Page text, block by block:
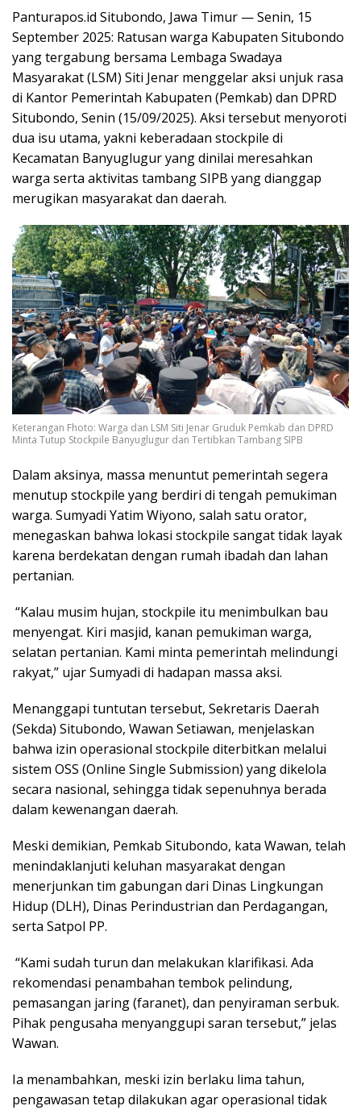
Panturapos.id Situbondo, Jawa Timur — Senin, 15
September 2025: Ratusan warga Kabupaten Situbondo
yang tergabung bersama Lembaga Swadaya
Masyarakat (LSM) Siti Jenar menggelar aksi unjuk rasa
di Kantor Pemerintah Kabupaten (Pemkab) dan DPRD
Situbondo, Senin (15/09/2025). Aksi tersebut menyoroti
dua isu utama, yakni keberadaan stockpile di
Kecamatan Banyuglugur yang dinilai meresahkan
warga serta aktivitas tambang SIPB yang dianggap
merugikan masyarakat dan daerah.
Keterangan Fhoto: Warga dan LSM Siti Jenar Gruduk Pemkab dan DPRD
Minta Tutup Stockpile Banyuglugur dan Tertibkan Tambang SIPB
Dalam aksinya, massa menuntut pemerintah segera
menutup stockpile yang berdiri di tengah pemukiman
warga. Sumyadi Yatim Wiyono, salah satu orator,
menegaskan bahwa lokasi stockpile sangat tidak layak
karena berdekatan dengan rumah ibadah dan lahan
pertanian.
“Kalau musim hujan, stockpile itu menimbulkan bau
menyengat. Kiri masjid, kanan pemukiman warga,
selatan pertanian. Kami minta pemerintah melindungi
rakyat,” ujar Sumyadi di hadapan massa aksi.
Menanggapi tuntutan tersebut, Sekretaris Daerah
(Sekda) Situbondo, Wawan Setiawan, menjelaskan
bahwa izin operasional stockpile diterbitkan melalui
sistem OSS (Online Single Submission) yang dikelola
secara nasional, sehingga tidak sepenuhnya berada
dalam kewenangan daerah.
Meski demikian, Pemkab Situbondo, kata Wawan, telah
menindaklanjuti keluhan masyarakat dengan
menerjunkan tim gabungan dari Dinas Lingkungan
Hidup (DLH), Dinas Perindustrian dan Perdagangan,
serta Satpol PP.
“Kami sudah turun dan melakukan klarifikasi. Ada
rekomendasi penambahan tembok pelindung,
pemasangan jaring (faranet), dan penyiraman serbuk.
Pihak pengusaha menyanggupi saran tersebut,” jelas
Wawan.
Ia menambahkan, meski izin berlaku lima tahun,
pengawasan tetap dilakukan agar operasional tidak